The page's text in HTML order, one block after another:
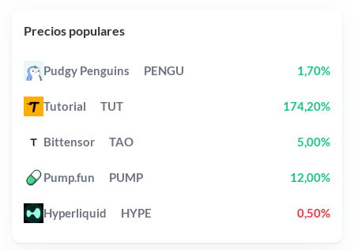
Precios populares
Pudgy Penguins PENGU 1,70%
Tutorial TUT 174,20%
Bittensor TAO 5,00%
Pump.fun PUMP 12,00%
Hyperliquid HYPE 0,50%